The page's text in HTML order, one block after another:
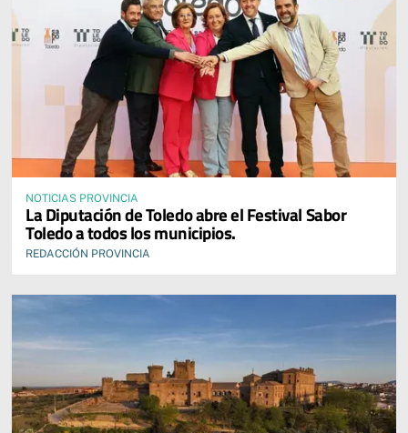
NOTICIAS PROVINCIA
La Diputación de Toledo abre el Festival Sabor
Toledo a todos los municipios.
REDACCIÓN PROVINCIA